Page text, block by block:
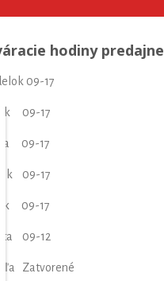
hodiny predajne
09-17
09-17
09-17
09-17
09-17
09-12
Zatvorené